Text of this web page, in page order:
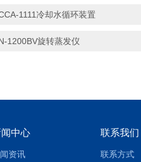
1111冷却水循环装置
1200BV旋转蒸发仪
中心
资讯
联系我们
联系方式